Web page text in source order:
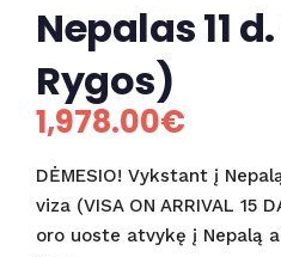
Nepalas 11
Rygos)
1,978.00€
DĖMESIO! Vykstant į
viza (VISA ON ARRIVAL 15
oro uoste atvykę į Nepalą